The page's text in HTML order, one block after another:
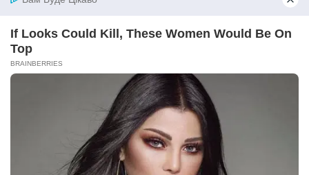
Здоров'я
Імена та значення імен
Їжа та кулінарія